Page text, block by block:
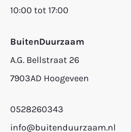
10:00 tot 17:00
BuitenDuurzaam
A.G. Bellstraat 26
7903AD Hoogeveen
0528260343
info@buitenduurzaam.nl